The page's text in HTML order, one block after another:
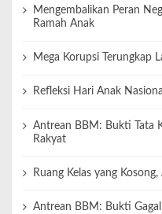
Mengembalikan Peran
Ramah Anak
Mega Korupsi Terungkap
Refleksi Hari Anak
Antrean BBM: Bukti Tata
Rakyat
Ruang Kelas yang
Antrean BBM: Bukti